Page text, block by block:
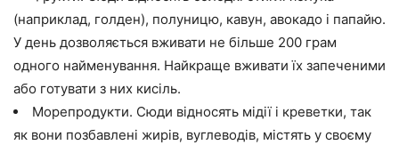
(наприклад, голден), полуницю, кавун, авокадо і папайю.
У день дозволяється вживати не більше 200 грам
одного найменування. Найкраще вживати їх запеченими
або готувати з них кисіль.
Морепродукти. Сюди відносять мідії і креветки, так
як вони позбавлені жирів, вуглеводів, містять у своєму